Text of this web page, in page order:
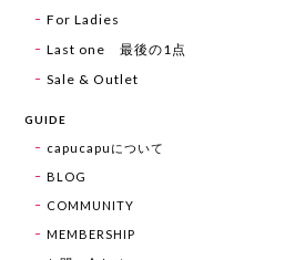
For Ladies
Last one 最後の1点
Sale & Outlet
GUIDE
capucapuについて
BLOG
COMMUNITY
MEMBERSHIP